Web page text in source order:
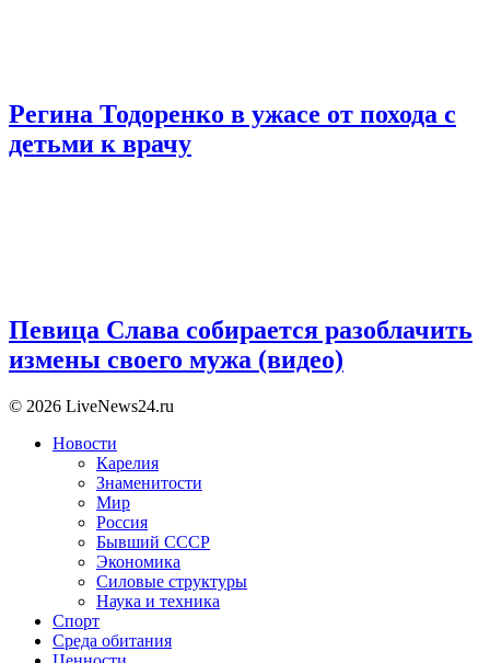
Регина Тодоренко в ужасе от похода с
детьми к врачу
Певица Слава собирается разоблачить
измены своего мужа (видео)
© 2026 LiveNews24.ru
Новости
Карелия
Знаменитости
Мир
Россия
Бывший СССР
Экономика
Силовые структуры
Наука и техника
Спорт
Среда обитания